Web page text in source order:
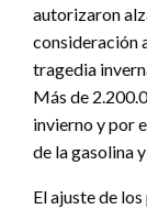
autorizaron
consideración
tragedia
Más de
invierno y por
de la gasolina
El ajuste de